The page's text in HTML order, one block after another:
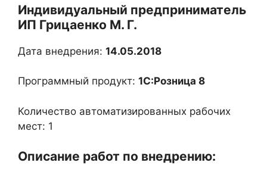
Индивидуальный предприниматель
ИП Грицаенко М. Г.
Дата внедрения: 14.05.2018
Программный продукт: 1С:Розница 8
Количество автоматизированных рабочих
мест: 1
Описание работ по внедрению: